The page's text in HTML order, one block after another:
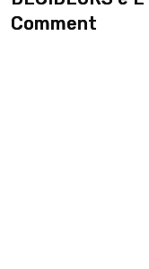
Comment